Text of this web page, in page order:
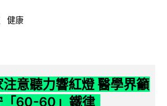
健康
意聽力響紅燈 醫學界籲
「60-60」鐵律